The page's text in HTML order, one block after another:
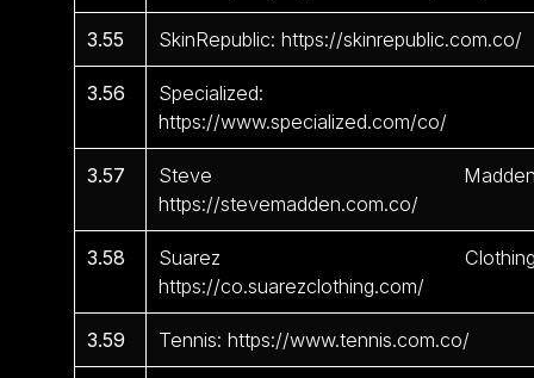
3.55 SkinRepublic: https://skinrepublic.com.co/
3.56
Specialized:
https://www.specialized.com/co/
3.57
Steve
https://stevemadden.com.co/
3.58
Suarez
https://co.suarezclothing.com/
3.59 Tennis: https://www.tennis.com.co/